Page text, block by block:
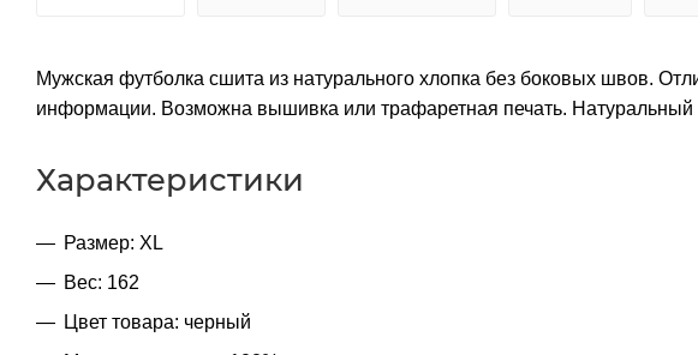
Мужская футболка сшита из натурального хлопка без боковых швов.
информации. Возможна вышивка или трафаретная печать.
Характеристики
Размер: XL
Вес: 162
Цвет товара: черный